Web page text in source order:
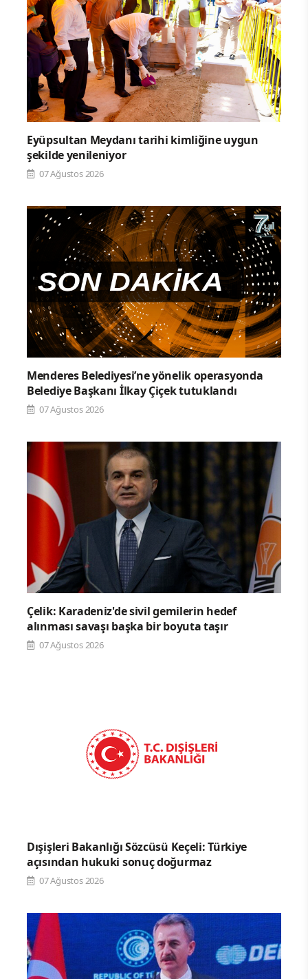
Eyüpsultan Meydanı tarihi kimliğine uygun
şekilde yenileniyor
07 Ağustos 2026
Menderes Belediyesi’ne yönelik operasyonda
Belediye Başkanı İlkay Çiçek tutuklandı
07 Ağustos 2026
Çelik: Karadeniz'de sivil gemilerin hedef
alınması savaşı başka bir boyuta taşır
07 Ağustos 2026
Dışişleri Bakanlığı Sözcüsü Keçeli: Türkiye
açısından hukuki sonuç doğurmaz
07 Ağustos 2026